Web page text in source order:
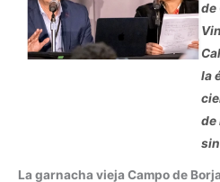
de
la
de
La garnacha vieja Campo de